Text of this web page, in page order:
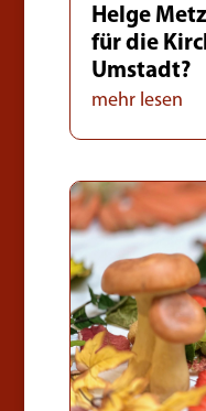
Helge
für die
Umstadt?
mehr lesen